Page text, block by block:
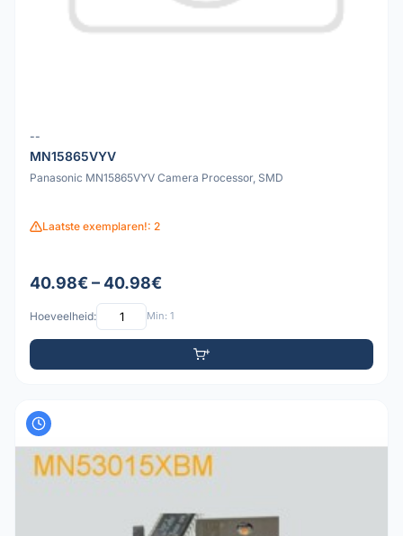
--
MN15865VYV
Panasonic MN15865VYV Camera Processor, SMD
Laatste exemplaren!: 2
40.98€ – 40.98€
Hoeveelheid: Min: 1